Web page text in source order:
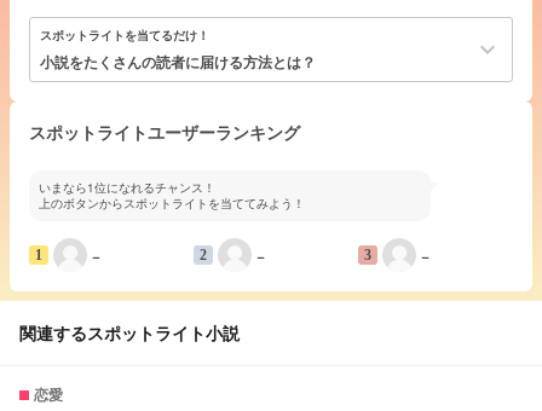
スポットライトを当てるだけ！
小説をたくさんの読者に届ける方法とは？ keyboard_arrow_down
スポットライトユーザーランキング
いまなら1位になれるチャンス！
上のボタンからスポットライトを当ててみよう！
1 − 2 − 3 −
関連するスポットライト小説
恋愛